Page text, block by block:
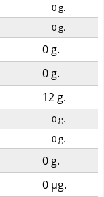
0g.
0g.
0 g.
0 g.
12 g.
0g.
0g.
0 g.
0 µg.